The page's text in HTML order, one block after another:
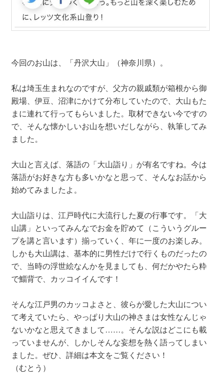
今回のお山は、「丹沢大山」（神奈川県）。
私は埼玉生まれなのですが、父方の親戚類が箱根から御
殿場、伊豆、沼津にかけて分布していたので、大山もた
まに連れて行ってもらいました。取材できない今ですの
で、そんな懐かしいお山を想いだしながら、執筆してみ
ました。
大山と言えば、落語の「大山詣り」が有名ですね。今は
落語がお好きな方も多いかなと思って、そんなお話から
始めてみましたよ。
大山詣りは、江戸時代に大流行した夏の行事です。「大
山講」といってみんなでお金を貯めて（こういうグルー
プを講と言います）揃っていく、年に一度のお楽しみ。
しかも大山講は、基本的に男性だけで行くものだったの
で、当時の浮世絵なんかを見ましても、何だかやたら粋
で鯔背で、カッコイイんです！
そんな江戸男のカッコよさと、彼らが愛した大山につい
て考えていたら、やっぱり大山の神さまは女性なんじゃ
ないかなと思えてきまして……。そんな説はどこにも載
っていませんが、しかしそんな妄想を熱く語ってしまい
ました。ぜひ、詳細は本文をご覧ください！
（むとう）